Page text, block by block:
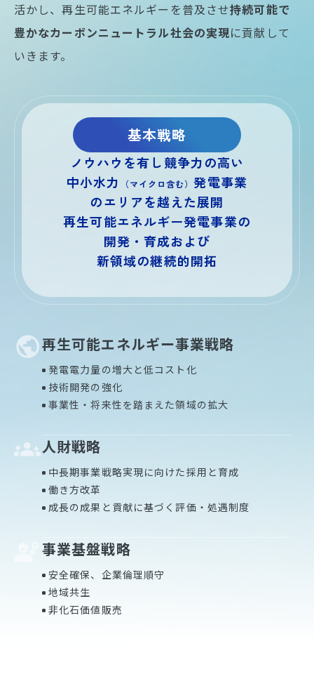
活かし、再生可能エネルギーを普及させ持続可能で
豊かなカーボンニュートラル社会の実現に貢献して
いきます。
基本戦略
ノウハウを有し競争力の高い
中小水力
（マイクロ含む）発電事業
のエリアを越えた展開
再生可能エネルギー発電事業の
開発・育成および
新領域の継続的開拓
再生可能エネルギー事業戦略
発電電力量の増大と低コスト化
技術開発の強化
事業性・将来性を踏まえた領域の拡大
人財戦略
中長期事業戦略実現に向けた採用と育成
働き方改革
成長の成果と貢献に基づく評価・処遇制度
事業基盤戦略
安全確保、企業倫理順守
地域共生
非化石価値販売